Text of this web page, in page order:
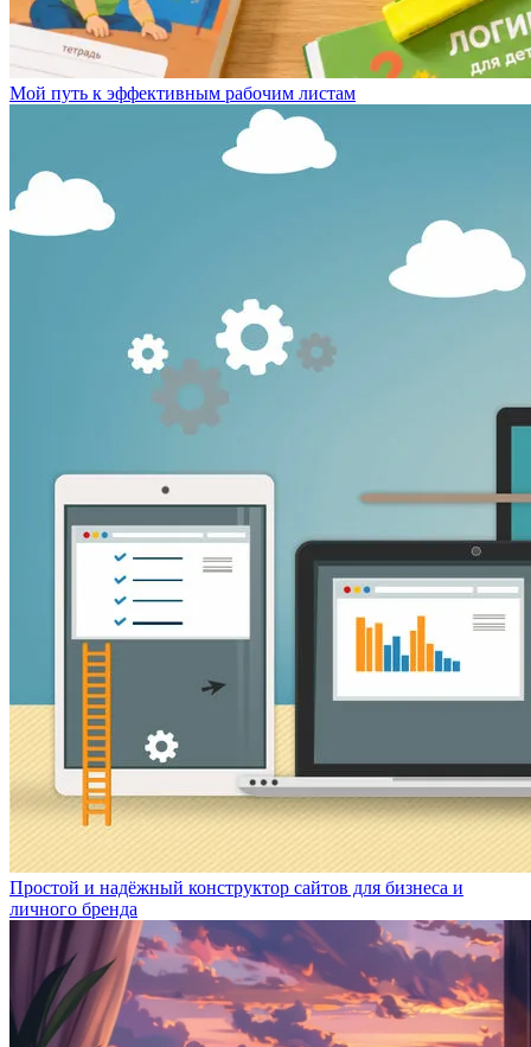
Мой путь к эффективным рабочим листам
Простой и надёжный конструктор сайтов для бизнеса и
личного бренда